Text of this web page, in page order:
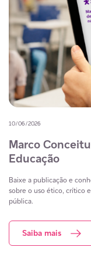
10/06/2026
Marco
Educação
Baixe a publicação e
sobre o uso ético, crítico
pública.
Saiba mais